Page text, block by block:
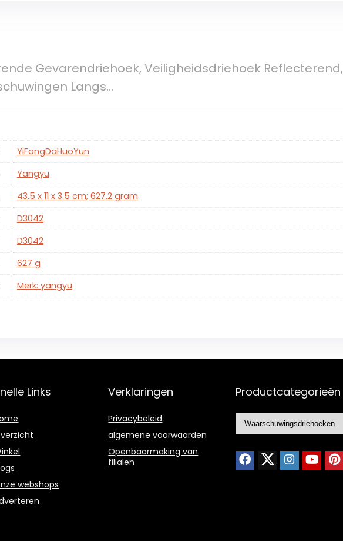
Gevarendriehoek, Veiligheidsdriehoek Reflecterend,
Langs…
YiFangDaHuoYun
Yangyu
43.5 x 11 x 3.5 cm; 627.2 gram
D3042
D3042
627 g
Merk: yangyu
Links
webshops
Verklaringen
Privacybeleid
algemene voorwaarden
Openbaarmaking van
filialen
Productcategorieën